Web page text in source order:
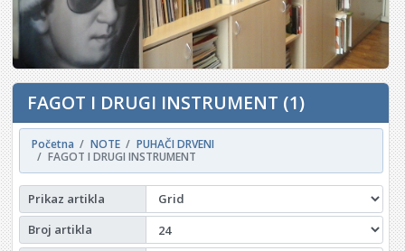
FAGOT I DRUGI INSTRUMENT (1)
Početna NOTE
PUHAČI DRVENI
FAGOT I DRUGI INSTRUMENT
Prikaz artikla
Broj artikla